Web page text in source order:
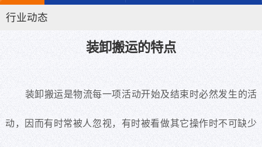
行业动态
装卸搬运的特点
装卸搬运是物流每一项活动开始及结束时必然发生的活
动，因而有时常被人忽视，有时被看做其它操作时不可缺少